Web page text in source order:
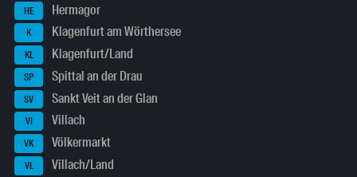
HE Hermagor
K Klagenfurt am Wörthersee
KL Klagenfurt/Land
SP Spittal an der Drau
SV Sankt Veit an der Glan
VI Villach
VK Völkermarkt
VL Villach/Land